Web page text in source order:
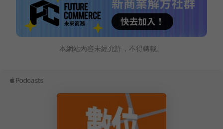
本網站內容未經允許，不得轉載。